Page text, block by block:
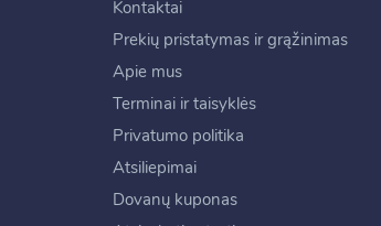
Kontaktai
Prekių pristatymas ir grąžinimas
Apie mus
Terminai ir taisyklės
Privatumo politika
Atsiliepimai
Dovanų kuponas